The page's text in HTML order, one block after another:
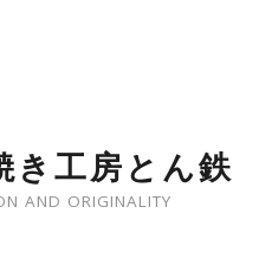
き工房とん鉄
AND ORIGINALITY